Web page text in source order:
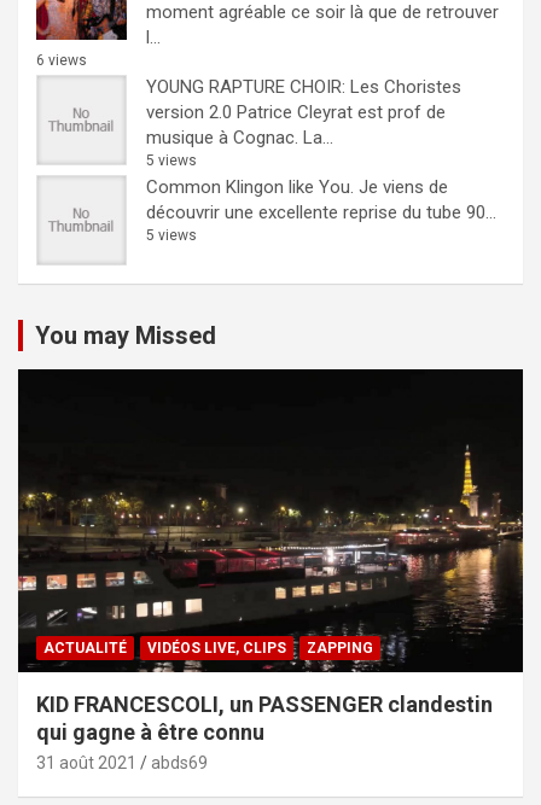
moment agréable ce soir là que de retrouver
l...
6 views
YOUNG RAPTURE CHOIR: Les Choristes
version 2.0 Patrice Cleyrat est prof de
musique à Cognac. La...
5 views
Common Klingon like You. Je viens de
découvrir une excellente reprise du tube 90...
5 views
You may Missed
ACTUALITÉ VIDÉOS LIVE, CLIPS ZAPPING
KID FRANCESCOLI, un PASSENGER clandestin
qui gagne à être connu
31 août 2021 abds69